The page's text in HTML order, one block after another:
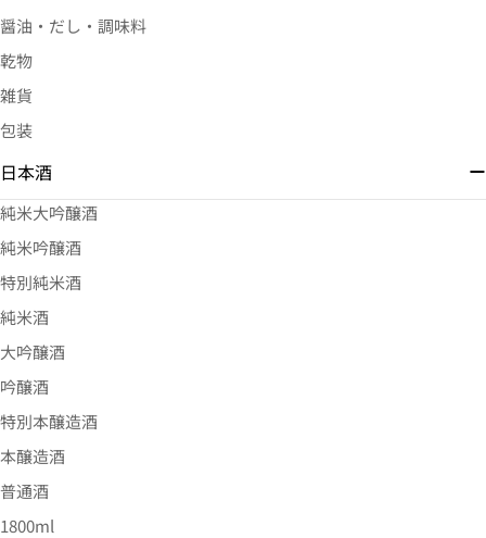
醤油・だし・調味料
乾物
雑貨
包装
日本酒
純米大吟醸酒
純米吟醸酒
特別純米酒
純米酒
大吟醸酒
吟醸酒
特別本醸造酒
本醸造酒
普通酒
1800ml